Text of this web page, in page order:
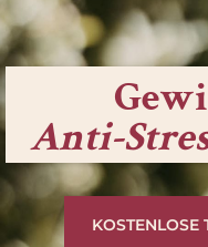
Anti-
KOSTENLOSE